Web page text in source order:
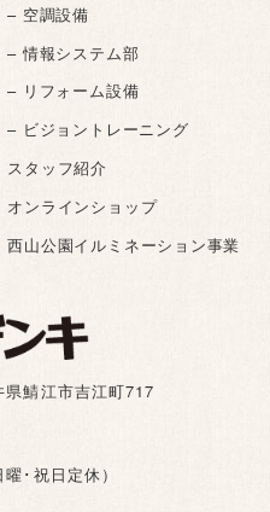
鯖江市吉江町717
･祝日定休）
– 空調設備
– 情報システム部
– リフォーム設備
– ビジョントレーニング
スタッフ紹介
オンラインショップ
西山公園イルミネーション事業